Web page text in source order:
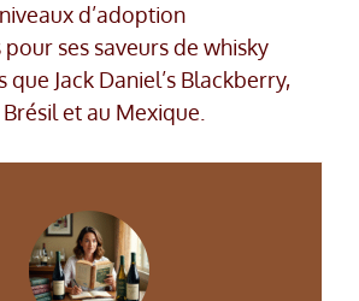
d’adoption
ses saveurs de whisky
Jack Daniel’s Blackberry,
et au Mexique.